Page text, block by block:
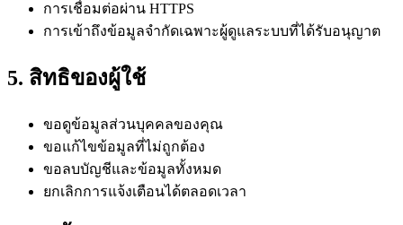
การเชื่อมต่อผ่าน HTTPS
การเข้าถึงข้อมูลจำกัดเฉพาะผู้ดูแลระบบที่ได้รับอนุญาต
5. สิทธิของผู้ใช้
ขอดูข้อมูลส่วนบุคคลของคุณ
ขอแก้ไขข้อมูลที่ไม่ถูกต้อง
ขอลบบัญชีและข้อมูลทั้งหมด
ยกเลิกการแจ้งเตือนได้ตลอดเวลา